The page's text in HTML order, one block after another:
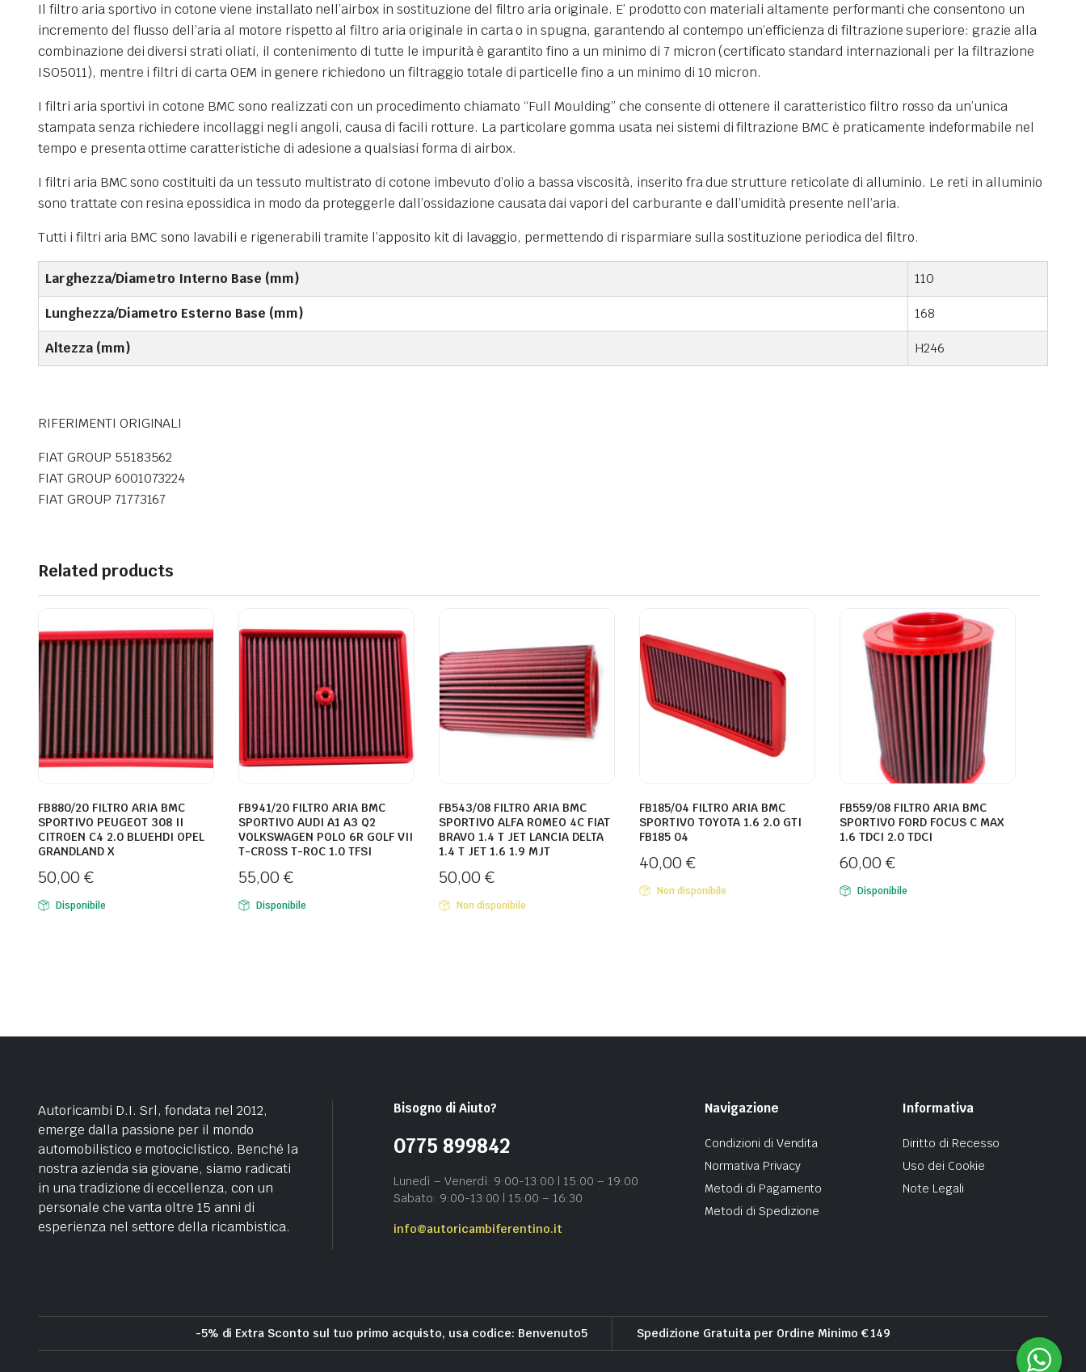
Il filtro aria sportivo in cotone viene installato nell’airbox in sostituzione del filtro aria originale. E’ prodotto con materiali altamente performanti che consentono un
incremento del flusso dell’aria al motore rispetto al filtro aria originale in carta o in spugna, garantendo al contempo un’efficienza di filtrazione superiore: grazie alla
combinazione dei diversi strati oliati, il contenimento di tutte le impurità è garantito fino a un minimo di 7 micron (certificato standard internazionali per la filtrazione
ISO5011), mentre i filtri di carta OEM in genere richiedono un filtraggio totale di particelle fino a un minimo di 10 micron.
I filtri aria sportivi in cotone BMC sono realizzati con un procedimento chiamato “Full Moulding” che consente di ottenere il caratteristico filtro rosso da un’unica
stampata senza richiedere incollaggi negli angoli, causa di facili rotture. La particolare gomma usata nei sistemi di filtrazione BMC è praticamente indeformabile nel
tempo e presenta ottime caratteristiche di adesione a qualsiasi forma di airbox.
I filtri aria BMC sono costituiti da un tessuto multistrato di cotone imbevuto d’olio a bassa viscosità, inserito fra due strutture reticolate di alluminio. Le reti in alluminio
sono trattate con resina epossidica in modo da proteggerle dall’ossidazione causata dai vapori del carburante e dall’umidità presente nell’aria.
Tutti i filtri aria BMC sono lavabili e rigenerabili tramite l’apposito kit di lavaggio, permettendo di risparmiare sulla sostituzione periodica del filtro.
Larghezza/Diametro Interno Base (mm) 110
Lunghezza/Diametro Esterno Base (mm) 168
Altezza (mm) H246
RIFERIMENTI ORIGINALI
FIAT GROUP 55183562
FIAT GROUP 6001073224
FIAT GROUP 71773167
Related products
FB880/20 FILTRO ARIA BMC
SPORTIVO PEUGEOT 308 II
CITROEN C4 2.0 BLUEHDI OPEL
GRANDLAND X
50,00 €
Disponibile
FB941/20 FILTRO ARIA BMC
SPORTIVO AUDI A1 A3 Q2
VOLKSWAGEN POLO 6R GOLF VII
T-CROSS T-ROC 1.0 TFSI
55,00 €
Disponibile
FB543/08 FILTRO ARIA BMC
SPORTIVO ALFA ROMEO 4C FIAT
BRAVO 1.4 T JET LANCIA DELTA
1.4 T JET 1.6 1.9 MJT
50,00 €
Non disponibile
FB185/04 FILTRO ARIA BMC
SPORTIVO TOYOTA 1.6 2.0 GTI
FB185 04
40,00 €
Non disponibile
FB559/08 FILTRO ARIA BMC
SPORTIVO FORD FOCUS C MAX
1.6 TDCI 2.0 TDCI
60,00 €
Disponibile
Autoricambi D.I. Srl, fondata nel 2012,
emerge dalla passione per il mondo
automobilistico e motociclistico. Benché la
nostra azienda sia giovane, siamo radicati
in una tradizione di eccellenza, con un
personale che vanta oltre 15 anni di
esperienza nel settore della ricambistica.
Bisogno di Aiuto?
0775 899842
Lunedì – Venerdì: 9:00-13:00 | 15:00 – 19:00
Sabato: 9:00-13:00 | 15:00 – 16:30
info@autoricambiferentino.it
Navigazione
Condizioni di Vendita
Normativa Privacy
Metodi di Pagamento
Metodi di Spedizione
Informativa
Diritto di Recesso
Uso dei Cookie
Note Legali
-5% di Extra Sconto sul tuo primo acquisto, usa codice: Benvenuto5 Spedizione Gratuita per Ordine Minimo € 149